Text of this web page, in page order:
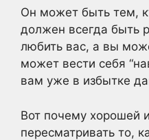
Он может быть тем,
должен всегда быть
любить вас, а вы
может вести себя
вам уже в избытке
Вот почему хорошей
пересматривать то,